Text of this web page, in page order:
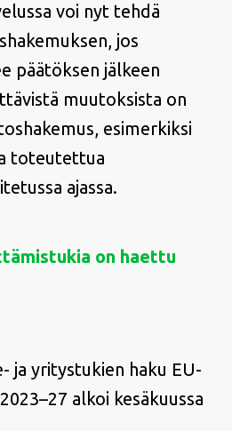
voi nyt tehdä
jos
päätöksen jälkeen
muutoksista on
esimerkiksi
toteutettua
ajassa.
on haettu
ja yritystukien haku EU-
alkoi kesäkuussa